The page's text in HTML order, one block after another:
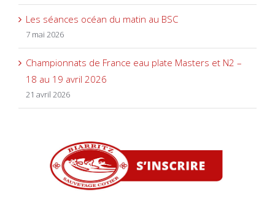
Les séances océan du matin au BSC
7 mai 2026
Championnats de France eau plate Masters et N2 –
18 au 19 avril 2026
21 avril 2026